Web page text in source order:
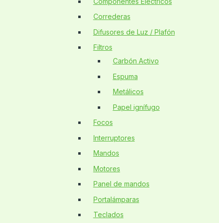
Correderas
Difusores de Luz / Plafón
Filtros
Carbón Activo
Espuma
Metálicos
Papel ignífugo
Focos
Interruptores
Mandos
Motores
Panel de mandos
Portalámparas
Teclados